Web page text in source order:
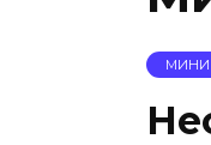
МИНИ